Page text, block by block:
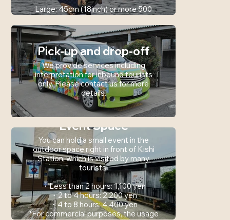
Large: 45cm (18inch) or more 500
Pick-up and drop-off
We provide services including
interpretation for inbound tourists
only. Please contact us for more
details.
Event Space
You can hold a small event in the
outdoor space right in front of Kishi
Station, which is visited by many
tourists.
・Less than 2 hours: 1,100 yen
・2 to 4 hours: 2,200 yen
・4 to 8 hours: 4,400 yen
*For commercial purposes, the usage